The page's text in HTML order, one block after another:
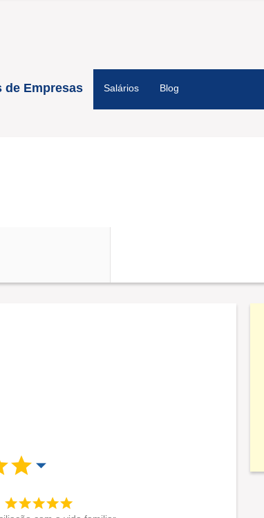
de Empresas Salários Blog